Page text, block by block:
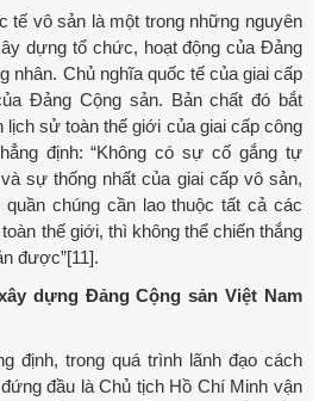
vô sản là một trong những nguyên
dựng tổ chức, hoạt động của Đảng
nhân. Chủ nghĩa quốc tế của giai cấp
Đảng Cộng sản. Bản chất đó bắt
sử toàn thế giới của giai cấp công
định: “Không có sự cố gắng tự
sự thống nhất của giai cấp vô sản,
chúng cần lao thuộc tất cả các
thế giới, thì không thể chiến thắng
được”[11].
dựng Đảng Cộng sản Việt Nam
trong quá trình lãnh đạo cách
đầu là Chủ tịch Hồ Chí Minh vận